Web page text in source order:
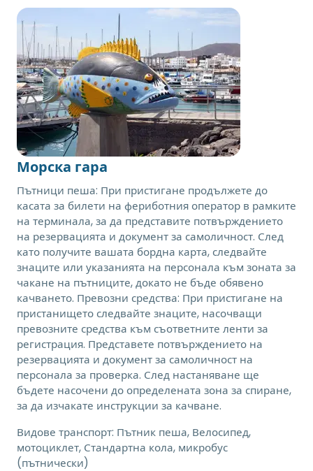
Морска гара
Пътници пеша: При пристигане продължете до
касата за билети на фериботния оператор в рамките
на терминала, за да представите потвърждението
на резервацията и документ за самоличност. След
като получите вашата бордна карта, следвайте
знаците или указанията на персонала към зоната за
чакане на пътниците, докато не бъде обявено
качването. Превозни средства: При пристигане на
пристанището следвайте знаците, насочващи
превозните средства към съответните ленти за
регистрация. Представете потвърждението на
резервацията и документ за самоличност на
персонала за проверка. След настаняване ще
бъдете насочени до определената зона за спиране,
за да изчакате инструкции за качване.
Видове транспорт: Пътник пеша, Велосипед,
мотоциклет, Стандартна кола, микробус
(пътнически)